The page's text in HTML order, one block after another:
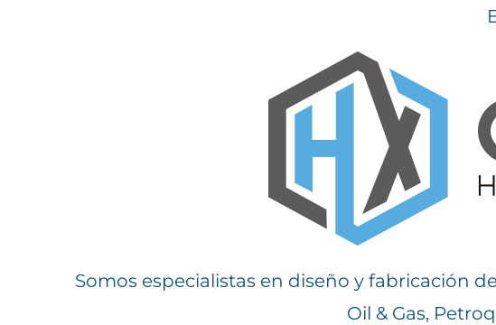
Somos especialistas en diseño y fabricación
Oil & Gas,